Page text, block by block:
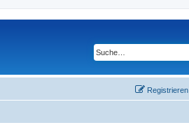
Registrieren